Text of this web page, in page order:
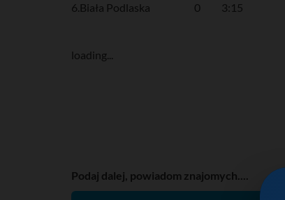
6.Biała Podlaska 0 3:15
loading...
Podaj dalej, powiadom znajomych....